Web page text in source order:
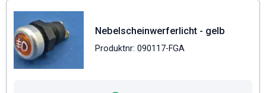
Nebelscheinwerferlicht - gelb
Produktnr: 090117-FGA